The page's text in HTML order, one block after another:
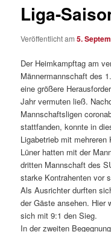
Liga-
Veröffentlicht am5.
Der Heimkampftag am
Männermannschaft des
eine größere
Jahr vermuten ließ.
Mannschaftsligen
stattfanden, konnte in
Ligabetrieb mit
Lüner hatten mit der
dritten Mannschaft des
starke Kontrahenten vor
Als Ausrichter durften
der Gäste ansehen. Hier
sich mit 9:1 den Sieg.
In der zweiten